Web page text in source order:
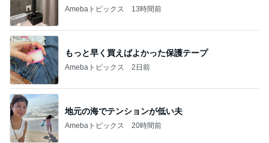
Amebaトピックス 13時間前
もっと早く買えばよかった保護テープ
Amebaトピックス 2日前
地元の海でテンションが低い夫
Amebaトピックス 20時間前